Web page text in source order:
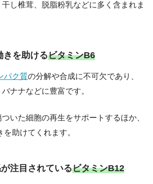
し椎茸、脱脂粉乳などに多く含まれま
きを助けるビタミンB6
パク質の分解や合成に不可欠であり、
ナナなどに豊富です。
いた細胞の再生をサポートするほか、
助けてくれます。
注目されているビタミンB12